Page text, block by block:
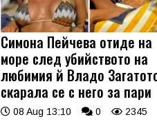
Симона Пейчева отиде на
море след убийството на
любимия й Владо
скарала се с него за пари
08 Aug 13:10 0 2345